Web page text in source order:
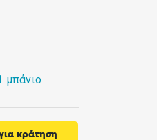
μπάνιο
κράτηση